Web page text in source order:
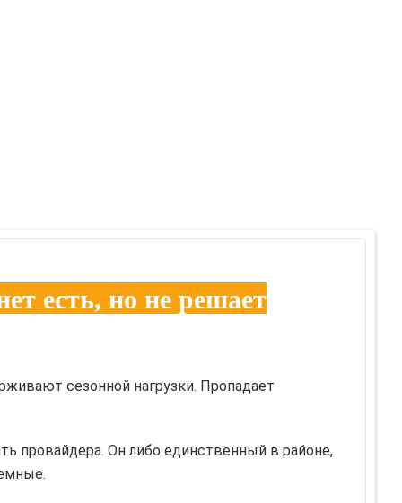
есть, но не решает
сезонной нагрузки. Пропадает
провайдера. Он либо единственный в районе,